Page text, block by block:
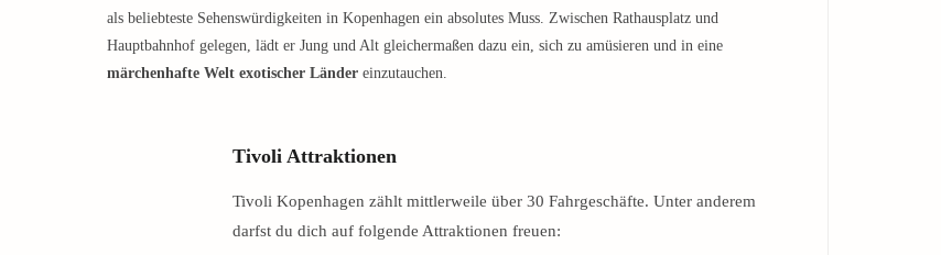
als beliebteste Sehenswürdigkeiten in Kopenhagen ein absolutes Muss. Zwischen Rathausplatz und
Hauptbahnhof gelegen, lädt er Jung und Alt gleichermaßen dazu ein, sich zu amüsieren und in eine
märchenhafte Welt exotischer Länder einzutauchen.
Tivoli Attraktionen
Tivoli Kopenhagen zählt mittlerweile über 30 Fahrgeschäfte. Unter anderem
darfst du dich auf folgende Attraktionen freuen: